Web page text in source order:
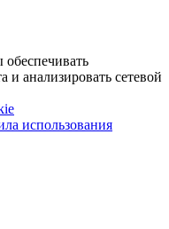
и анализировать сетевой
использования